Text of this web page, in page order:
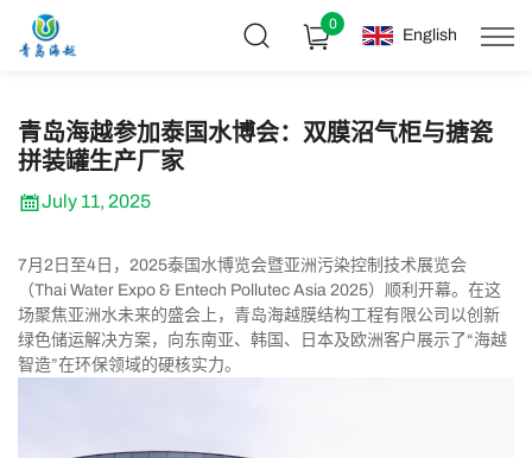
0 English
青岛海越参加泰国水博会：双膜沼气柜与搪瓷
拼装罐生产厂家
July 11, 2025
7月2日至4日，2025泰国水博览会暨亚洲污染控制技术展览会
（Thai Water Expo & Entech Pollutec Asia 2025）顺利开幕。在这
场聚焦亚洲水未来的盛会上，青岛海越膜结构工程有限公司以创新
绿色储运解决方案，向东南亚、韩国、日本及欧洲客户展示了“海越
智造”在环保领域的硬核实力。